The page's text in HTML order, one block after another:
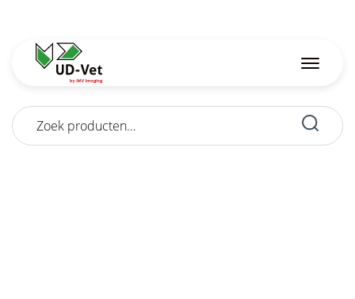
Zoeken
naar: